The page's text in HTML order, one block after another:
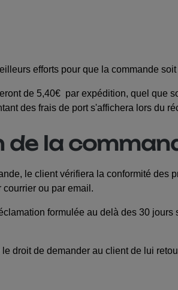
efforts pour que la commande
de 5,40€ par expédition, quel que
des frais de port s'affichera lors du
de la
le client vérifiera la conformité des
ou par email.
formulée au delà des 30
droit de demander au client de lui